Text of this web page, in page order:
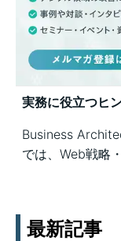
実務に役立つヒ
Business
では、Web戦略
最新記事